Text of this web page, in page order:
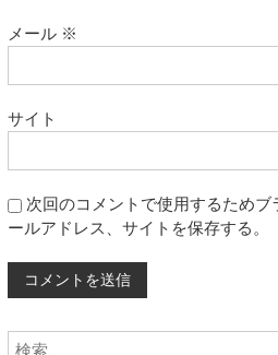
メール ※
サイト
次回のコメントで使用するためブ
ールアドレス、サイトを保存する。